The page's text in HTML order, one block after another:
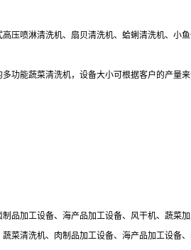
压喷淋清洗机、扇贝清洗机、蛤蜊清洗机、小
功能蔬菜清洗机，设备大小可根据客户的产量
品加工设备、海产品加工设备、风干机、蔬菜
菜清洗机、肉制品加工设备、海产品加工设备